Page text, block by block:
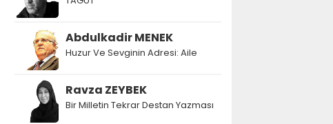
Abdulkadir MENEK
Huzur Ve Sevginin Adresi: Aile
Ravza ZEYBEK
Bir Milletin Tekrar Destan Yazması